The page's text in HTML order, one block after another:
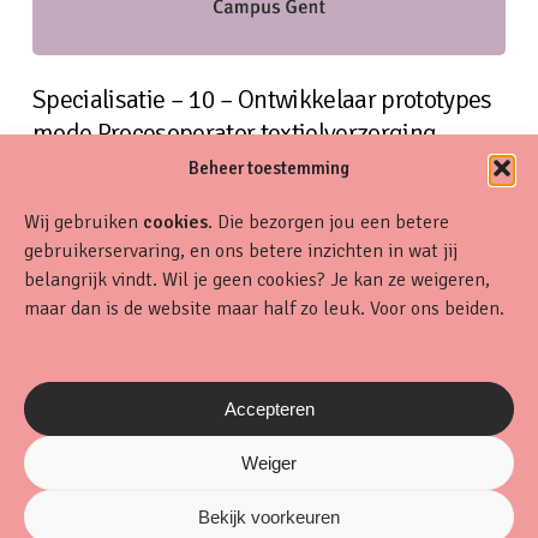
Beheer toestemming
Wij gebruiken cookies. Die bezorgen jou een betere
gebruikerservaring, en ons betere inzichten in wat jij
belangrijk vindt. Wil je geen cookies? Je kan ze weigeren,
maar dan is de website maar half zo leuk. Voor ons beiden.
Accepteren
Weiger
Bekijk voorkeuren
Specialisatie – 10 – Ontwikkelaar prototypes
mode Procesoperator textielverzorging
Specialisatie – 06 – Ontwikkelaar patronen